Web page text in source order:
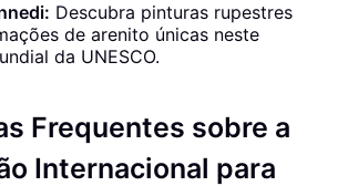
Descubra pinturas rupestres
de arenito únicas neste
da UNESCO.
Frequentes sobre a
Internacional para